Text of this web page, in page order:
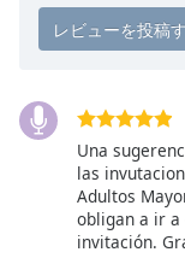
Chapters
descriptions
selected
Una
las
Adultos
obligan a ir
invitación.